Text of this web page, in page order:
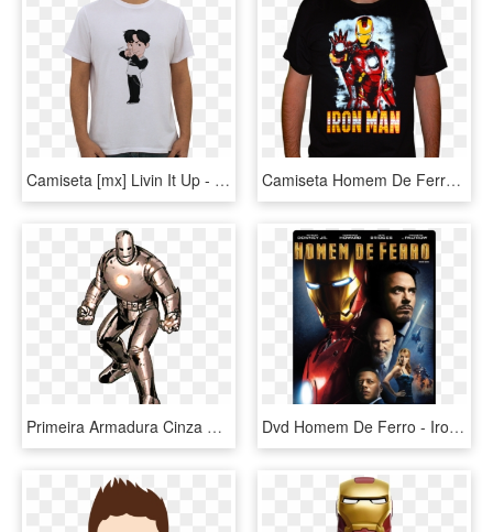
Camiseta [mx] Livin It Up - Camisetas Homem De Ferro, HD Png Download Camiseta Homem De Ferro - Camisas Do Homem De Ferro, HD Png Download
Primeira Armadura Cinza Original Homem De Ferro - Marvel Vs Capcom 3 Alternate, HD Png Download Dvd Homem De Ferro - Ironman 1 Movie Poster, HD Png Download